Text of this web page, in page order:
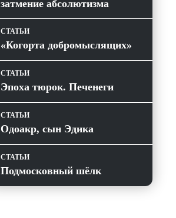
затмение абсолютизма
СТАТЬИ
«Когорта добромыслящих»
СТАТЬИ
Эпоха тюрок. Печенеги
СТАТЬИ
Одоакр, сын Эдика
СТАТЬИ
Подмосковный шёлк